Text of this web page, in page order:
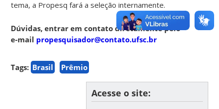
tema, a Propesq fará a seleção internamente.
Dúvidas, entrar em contato diretamente pelo
e-mail propesquisador@contato.ufsc.br
Tags: Brasil Prêmio
Acesse o site: